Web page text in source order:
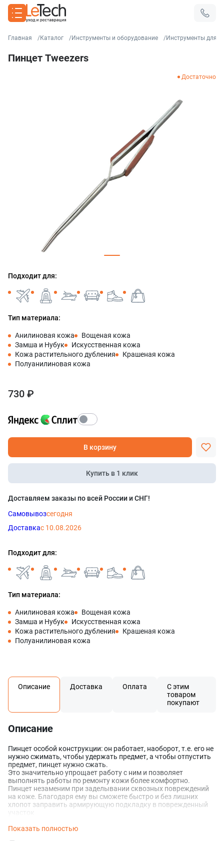
Главная Каталог Инструменты и оборудование Инструменты для
Пинцет Tweezers
Достаточно
Подходит для:
Тип материала:
Анилиновая кожа
Вощеная кожа
Замша и Нубук
Искусственная кожа
Кожа растительного дубления
Крашеная кожа
Полуанилиновая кожа
730 ₽
В корзину
Купить в 1 клик
Доставляем заказы по всей России и СНГ!
Самовывозсегодня
Доставкас 10.08.2026
Подходит для:
Тип материала:
Анилиновая кожа
Вощеная кожа
Замша и Нубук
Искусственная кожа
Кожа растительного дубления
Крашеная кожа
Полуанилиновая кожа
Описание Доставка Оплата
С этим
товаром
покупают
Описание
Пинцет особой конструкции: он работает, наоборот, т.е. его не
нужно сжимать, чтобы удержать предмет, а чтобы отпустить
предмет, пинцет нужно сжать.
Это значительно упрощает работу с ним и позволяет
выполнять работы по ремонту кожи более комфортно.
Пинцет незаменим при заделывании сквозных повреждений
на коже. Благодаря ему вы сможете быстро и без лишних
хлопот заправить армирующую подкладку в поврежденный
Показать полностью
Оставить заявку
Данные формы отправлены